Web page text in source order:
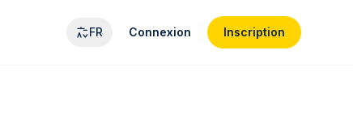
FR Connexion Inscription